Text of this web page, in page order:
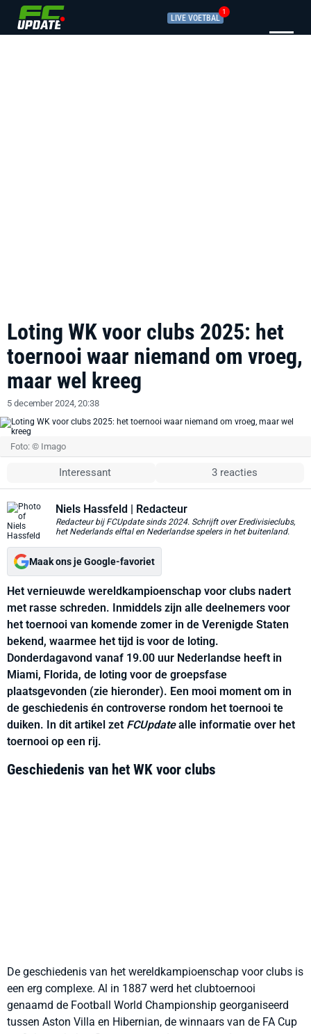
LIVE VOETBAL
1
Loting WK voor clubs 2025: het
toernooi waar niemand om vroeg,
maar wel kreeg
5 december 2024, 20:38
Foto: © Imago
Interessant 3 reacties
Niels Hassfeld | Redacteur
Redacteur bij FCUpdate sinds 2024. Schrijft over Eredivisieclubs,
het Nederlands elftal en Nederlandse spelers in het buitenland.
Maak ons je Google-favoriet
Het vernieuwde wereldkampioenschap voor clubs nadert
met rasse schreden. Inmiddels zijn alle deelnemers voor
het toernooi van komende zomer in de Verenigde Staten
bekend, waarmee het tijd is voor de loting.
Donderdagavond vanaf 19.00 uur Nederlandse heeft in
Miami, Florida, de loting voor de groepsfase
plaatsgevonden (zie hieronder). Een mooi moment om in
de geschiedenis én controverse rondom het toernooi te
duiken. In dit artikel zet FCUpdatealle informatie over het
toernooi op een rij.
Geschiedenis van het WK voor clubs
De geschiedenis van het wereldkampioenschap voor clubs is
een erg complexe. Al in 1887 werd het clubtoernooi
genaamd de Football World Championship georganiseerd
tussen Aston Villa en Hibernian, de winnaars van de FA Cup